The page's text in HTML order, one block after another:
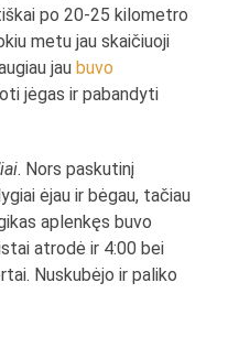
po 20-25 kilometro
metu jau skaičiuoji
jaubuvo
jėgas ir pabandyti
. Nors paskutinį
ėjau ir bėgau, tačiau
aplenkęs buvo
atrodė ir 4:00 bei
Nuskubėjo ir paliko